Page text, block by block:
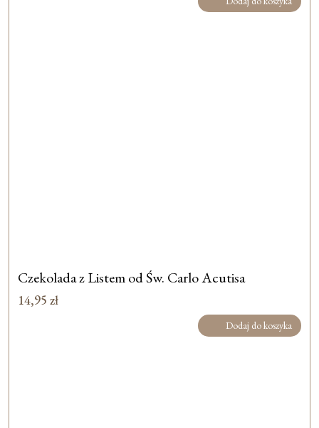
Czekolada z Listem od Św. Carlo Acutisa
14,95 zł
Dodaj do koszyka